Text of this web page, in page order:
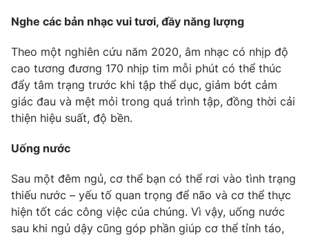
Thị trường
Tư vấn
Lịch phát sóng
Chuyên mục khác
Emagazine Podcast
Photo
Video Shorts video
VTV Money VTV Thể thao
Nghe các bản nhạc vui tươi, đầy năng lượng
Theo một nghiên cứu năm 2020, âm nhạc có nhịp độ
cao tương đương 170 nhịp tim mỗi phút có thể thúc
đẩy tâm trạng trước khi tập thể dục, giảm bớt cảm
giác đau và mệt mỏi trong quá trình tập, đồng thời cải
thiện hiệu suất, độ bền.
Uống nước
Sau một đêm ngủ, cơ thể bạn có thể rơi vào tình trạng
thiếu nước – yếu tố quan trọng để não và cơ thể thực
hiện tốt các công việc của chúng. Vì vậy, uống nước
sau khi ngủ dậy cũng góp phần giúp cơ thể tỉnh táo,